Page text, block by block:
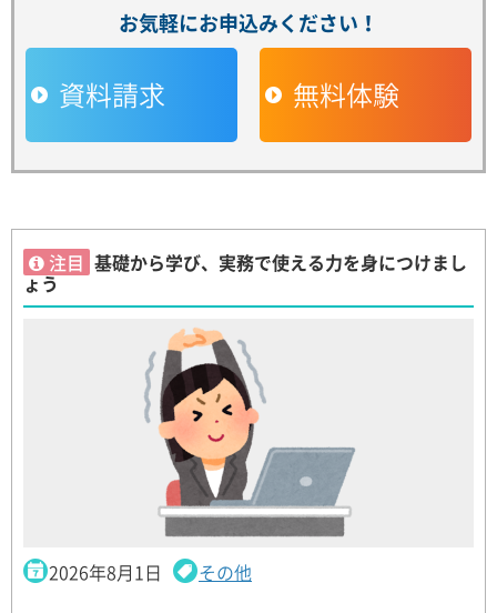
お気軽にお申込みください！
資料請求 無料体験
注目 基礎から学び、実務で使える力を身につけまし
ょう
2026年8月1日 その他